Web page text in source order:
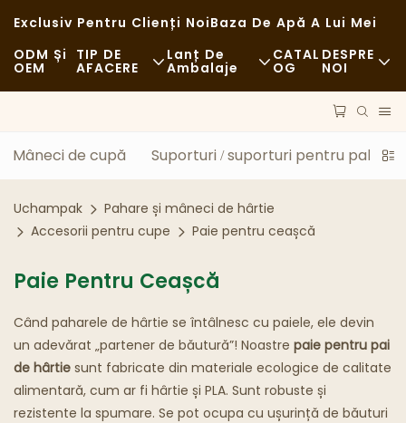
Exclusiv Pentru Clienți NoiBaza De Apă A Lui Mei
ODM Și
OEM
TIP DE
AFACERE
Casual
Cafenele Și Cafenele
Bufet
Camioane Cu Mâncare
Brutărie
Lingură Unsuroasă
Lanț De
Ambalaje
Transport
Tehnologie
CATAL
OG
DESPRE
NOI
Sustenabilitate
FAQS
Mâneci de cupă Suporturi / suporturi pentru pahare
Uchampak
Pahare și mâneci de hârtie
Accesorii pentru cupe
Paie pentru ceașcă
Paie Pentru Ceașcă
Când paharele de hârtie se întâlnesc cu paiele, ele devin
un adevărat „partener de băutură”! Noastre paie pentru pai
de hârtie sunt fabricate din materiale ecologice de calitate
alimentară, cum ar fi hârtie și PLA. Sunt robuste și
rezistente la spumare. Se pot ocupa cu ușurință de băuturi